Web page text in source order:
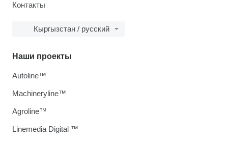
Контакты
Кыргызстан / русский
Наши проекты
Autoline™
Machineryline™
Agroline™
Linemedia Digital ™